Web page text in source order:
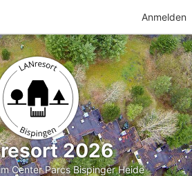
Anmelden
2026
Center Parcs Bispinger Heide